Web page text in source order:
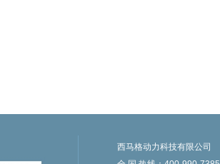
西马格动力科技有限公司